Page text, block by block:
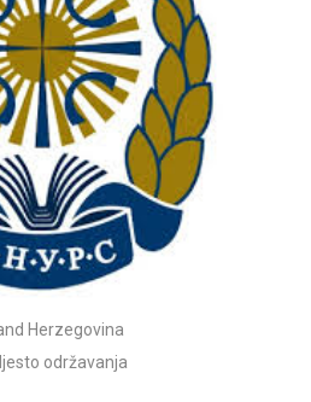
Herzegovina
održavanja